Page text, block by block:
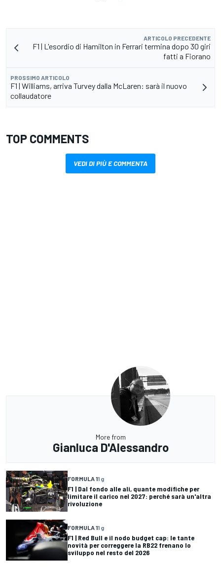
ARTICOLO PRECEDENTE
F1 | L'esordio di Hamilton in Ferrari termina dopo 30 giri
fatti a Fiorano
PROSSIMO ARTICOLO
F1 | Williams, arriva Turvey dalla McLaren: sarà il nuovo
collaudatore
TOP COMMENTS
VEDI DI PIÙ E COMMENTA
More from
Gianluca D'Alessandro
FORMULA 11 g
F1 | Dal fondo alle ali, quante modifiche per
limitare il carico nel 2027: perché sarà un'altra
rivoluzione
FORMULA 11 g
F1 | Red Bull e il nodo budget cap: le tante
novità per correggere la RB22 frenano lo
sviluppo nel resto del 2026